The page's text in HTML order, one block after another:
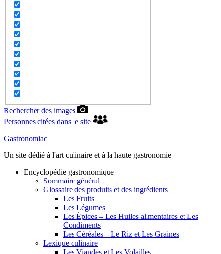
Rechercher des images
Personnes citées dans le site
Gastronomiac
Un site dédié à l'art culinaire et à la haute gastronomie
Encyclopédie gastronomique
Sommaire général
Glossaire des produits et des ingrédients
Les Fruits
Les Légumes
Les Épices – Les Huiles alimentaires et Les
Condiments
Les Céréales – Le Riz et Les Graines
Lexique culinaire
Les Viandes et Les Volailles